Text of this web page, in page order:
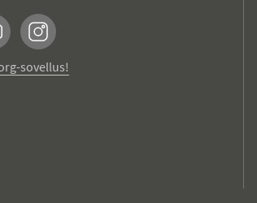
Instagram
sovellus!